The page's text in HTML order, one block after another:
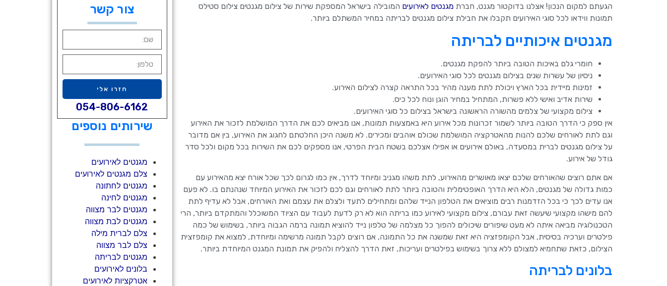
הגעתם למקום הנכון! אצלנו בדוקטור מגנט, חברת מגנטים לאירועים המובילה בישראל המספקת שירות של צילום מגנטים צילום סטילס
תמונות ווידאו לכל סוגי האירועים תקבלו את חבילת צילום מגנטים לבריתה במחיר המשתלם ביותר.
מגנטים איכותיים לבריתה
חומרי גלם באיכות הטובה ביותר להפקת מגנטים.
ניסיון של עשרות שנים בצילום מגנטים לכל סוגי האירועים.
זמינות מיידית בכל הארץ ויכולת לתת מענה מהיר בכל התראה קצרה לצילום האירוע.
שירות אדיב ואישי ללא פשרות, המתחיל במחיר הוגן ונוח לכל כיס.
צילום מקצועי של צלמים מהשורה הראשונה בישראל בצילום כל סוגי האירועים.
אין ספק כי הדרך הטובה ביותר לשמור זכרונות מכל אירוע היא באמצעות תמונות, אנו מביאים לכם את הדרך המושלמת לזכור את האירוע
וגם לתת לאורחים שלכם להנות מהאטרקציה המושלמת שכולם אוהבים ומכירים. לא משנה היכן החלטתם לחגוג את האירוע, בין אם מדובר
על צילום מגנטים לברית במסעדה, באולם אירועים או אפילו אצלכם בשטח הבית הפרטי, אנו מספקים לכם את השירות בכל מקום ולכל סדר
גודל של אירוע.
אם אתם רוצים שהאורחים שלכם יצאו מאושרים מהאירוע, לתת משהו מגניב ומיוחד לדרך, אין כמו לגרום לכך שכל אורח יצא מהאירוע עם
כמות גדולה של מגנטים, הלא היא הדרך האופטימלית והטובה ביותר לתת לאורחים וגם לכם לזכור את האירוע המיוחד שנהנתם בו. לא פעם
אנו עדים לכך כי בכל הזדמנות רבים מוציאים את הטלפון הנייד שלהם ומתחילים לתעד ולצלם את עצמם ואת האורחים, אבל לא עדיף לתת
להם מישהו מקצועי שיעשה זאת עבורם, צילום מקצועי לאירוע כמו בריתה הוא לא רק לדעת לעבוד עם הציוד המשוכלל והמתקדם ביותר, הרי
הטכנולוגיה מביאה איתה לא מעט שיפורים שיכולים להפוך כל מצלמה של טלפון נייד להוציא תמונה ברמה הגבוה ביותר, בשימוש של כמה
פילטרים וערכיה בסיסית, אבל הקומפזציה היא זאת שמשנה את כל התמונה, אם רוצים לקבל תמונה מרשימה ומיוחדת, למצוא את קומפזצית
הצילום, כזאת שתחמיא למצולם ללא צרוך בשימוש בפילטרים ועריכות, זאת הדרך להצליח ולהפיק את תמונת המגנט המיוחדת ביותר.
בלונים לבריתה
צור קשר
חזרו אלי
054-806-6162
שירותים נוספים
מגנטים לאירועים
צלם מגנטים לאירועים
מגנטים לחתונה
מגנטים לחינה
מגנטים לבר מצווה
מגנטים לבת מצווה
צלם לברית מילה
צלם לבר מצווה
מגנטים לבריתה
בלונים לאירועים
אטרקציות לאירועים